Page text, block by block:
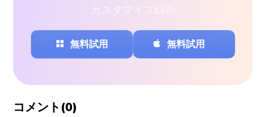
カスタマイズ録画
無料試用 無料試用
コメント(0)